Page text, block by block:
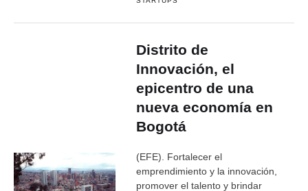
Distrito de
Innovación, el
epicentro de una
nueva economía en
Bogotá
(EFE). Fortalecer el
emprendimiento y la innovación,
promover el talento y brindar